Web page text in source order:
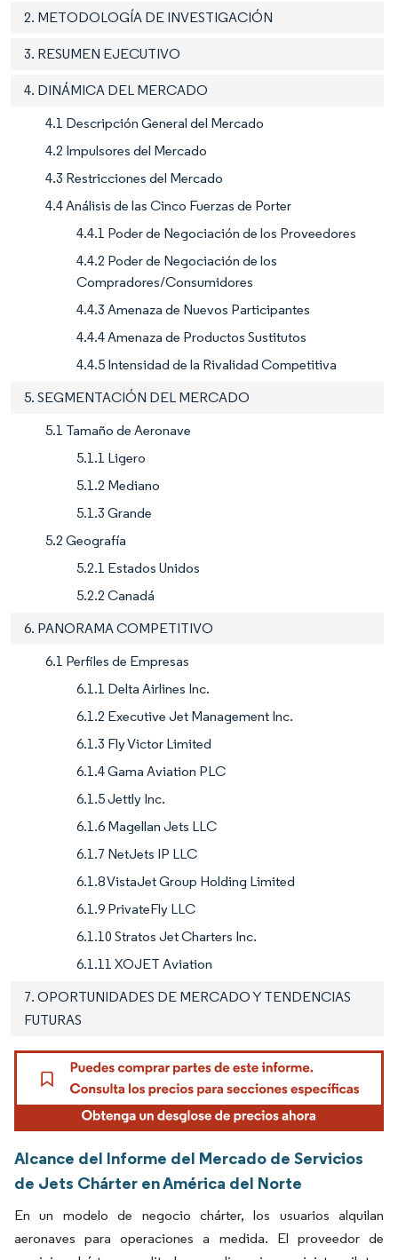
2. METODOLOGÍA DE INVESTIGACIÓN
3. RESUMEN EJECUTIVO
4. DINÁMICA DEL MERCADO
4.1 Descripción General del Mercado
4.2 Impulsores del Mercado
4.3 Restricciones del Mercado
4.4 Análisis de las Cinco Fuerzas de Porter
4.4.1 Poder de Negociación de los Proveedores
4.4.2 Poder de Negociación de los
Compradores/Consumidores
4.4.3 Amenaza de Nuevos Participantes
4.4.4 Amenaza de Productos Sustitutos
4.4.5 Intensidad de la Rivalidad Competitiva
5. SEGMENTACIÓN DEL MERCADO
5.1 Tamaño de Aeronave
5.1.1 Ligero
5.1.2 Mediano
5.1.3 Grande
5.2 Geografía
5.2.1 Estados Unidos
5.2.2 Canadá
6. PANORAMA COMPETITIVO
6.1 Perfiles de Empresas
6.1.1 Delta Airlines Inc.
6.1.2 Executive Jet Management Inc.
6.1.3 Fly Victor Limited
6.1.4 Gama Aviation PLC
6.1.5 Jettly Inc.
6.1.6 Magellan Jets LLC
6.1.7 NetJets IP LLC
6.1.8 VistaJet Group Holding Limited
6.1.9 PrivateFly LLC
6.1.10 Stratos Jet Charters Inc.
6.1.11 XOJET Aviation
7. OPORTUNIDADES DE MERCADO Y TENDENCIAS
FUTURAS
Alcance del Informe del Mercado de Servicios
de Jets Chárter en América del Norte
En un modelo de negocio chárter, los usuarios alquilan
aeronaves para operaciones a medida. El proveedor de